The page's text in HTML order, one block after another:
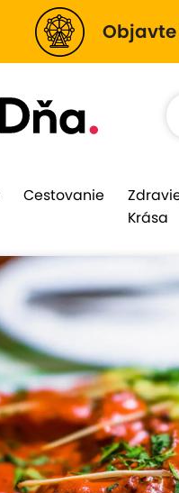
Cestovanie
Krása